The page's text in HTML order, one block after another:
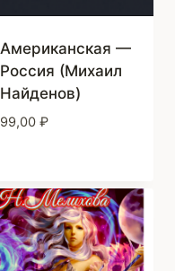
Американская —
Россия (Михаил
Найденов)
99,00 ₽